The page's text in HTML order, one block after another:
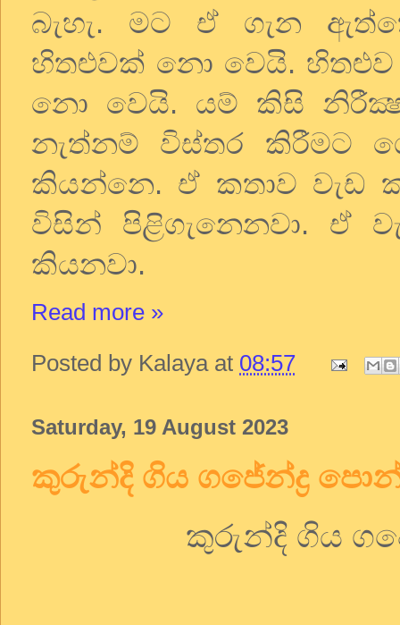
බැහැ. මට ඒ ගැන
හිතළුවක් නො වෙයි. හිතළුව
නො වෙයි. යම් කිසි
නැත්නම්
විස්තර කිරීමට
කියන්නෙ. ඒ කතාව වැඩ
විසින්
පිළිගැනෙනවා. ඒ
කියනවා.
Read more »
Posted by Kalaya at 08:57
Saturday, 19 August 2023
කුරුන්දි ගිය ගජේන්ද්‍ර
කුරුන්දි ගිය